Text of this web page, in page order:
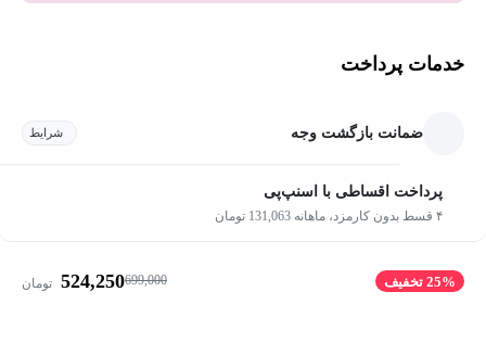
خدمات پرداخت
ضمانت بازگشت وجه شرایط
پرداخت اقساطی با اسنپ‌پی
۴ قسط بدون کارمزد، ماهانه 131,063 تومان
25% تخفیف 699,000
524,250 تومان